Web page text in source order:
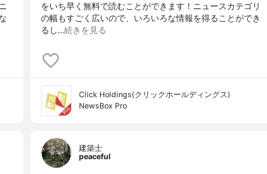
をいち早く無料で読むことができます！ニュースカテゴリ
の幅もすごく広いので、いろいろな情報を得ることができ
るし…続きを見る
Click Holdings(クリックホールディングス)
NewsBox Pro
建築士
peaceful